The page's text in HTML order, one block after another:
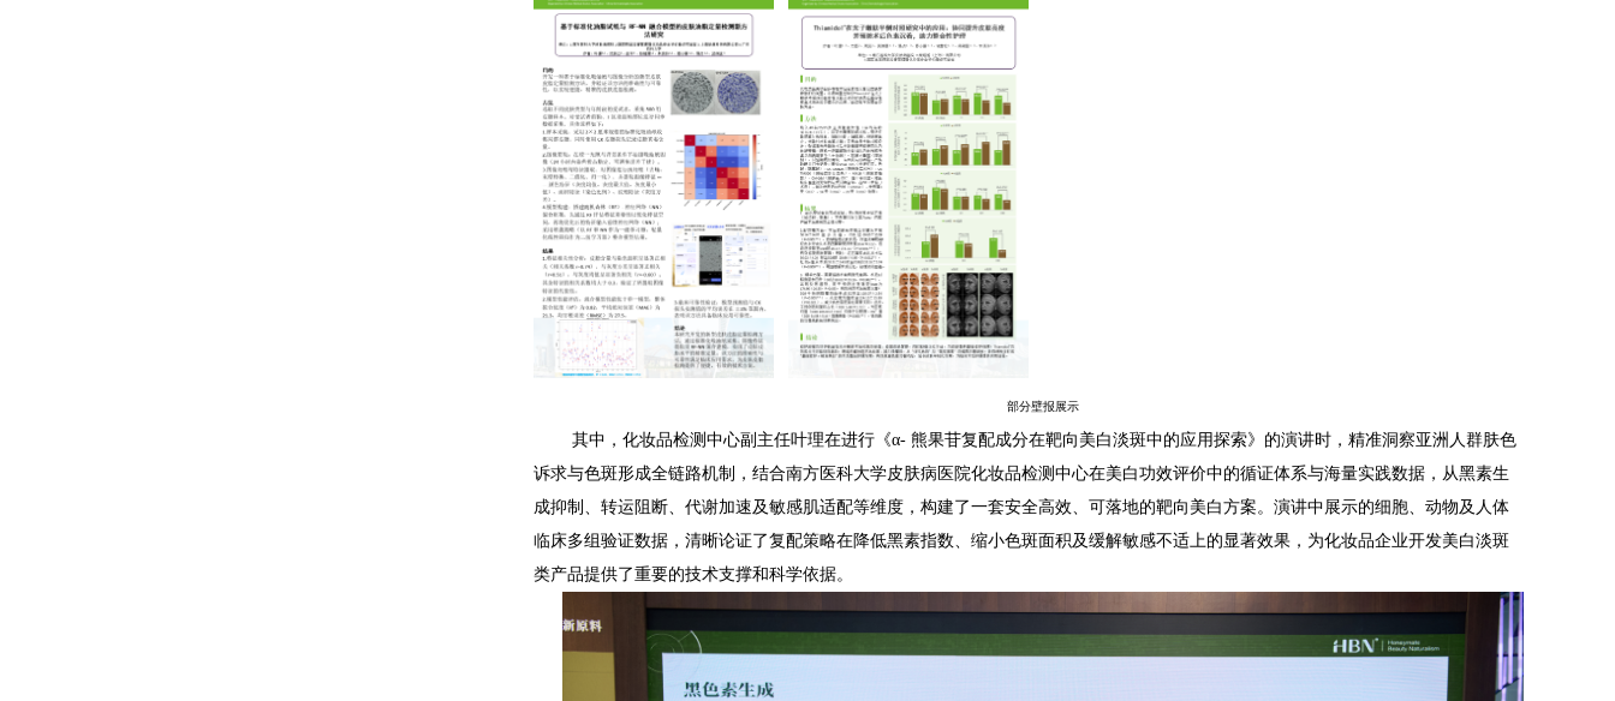
部分壁报展示
其中，化妆品检测中心副主任叶理在进行《α- 熊果苷复配成分在靶向美白淡斑中的应用探索》的演讲时，精准洞察亚洲人群肤色
诉求与色斑形成全链路机制，结合南方医科大学皮肤病医院化妆品检测中心在美白功效评价中的循证体系与海量实践数据，从黑素生
成抑制、转运阻断、代谢加速及敏感肌适配等维度，构建了一套安全高效、可落地的靶向美白方案。演讲中展示的细胞、动物及人体
临床多组验证数据，清晰论证了复配策略在降低黑素指数、缩小色斑面积及缓解敏感不适上的显著效果，为化妆品企业开发美白淡斑
类产品提供了重要的技术支撑和科学依据。